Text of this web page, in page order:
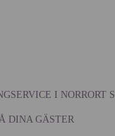
I NORRORT
DINA GÄSTER